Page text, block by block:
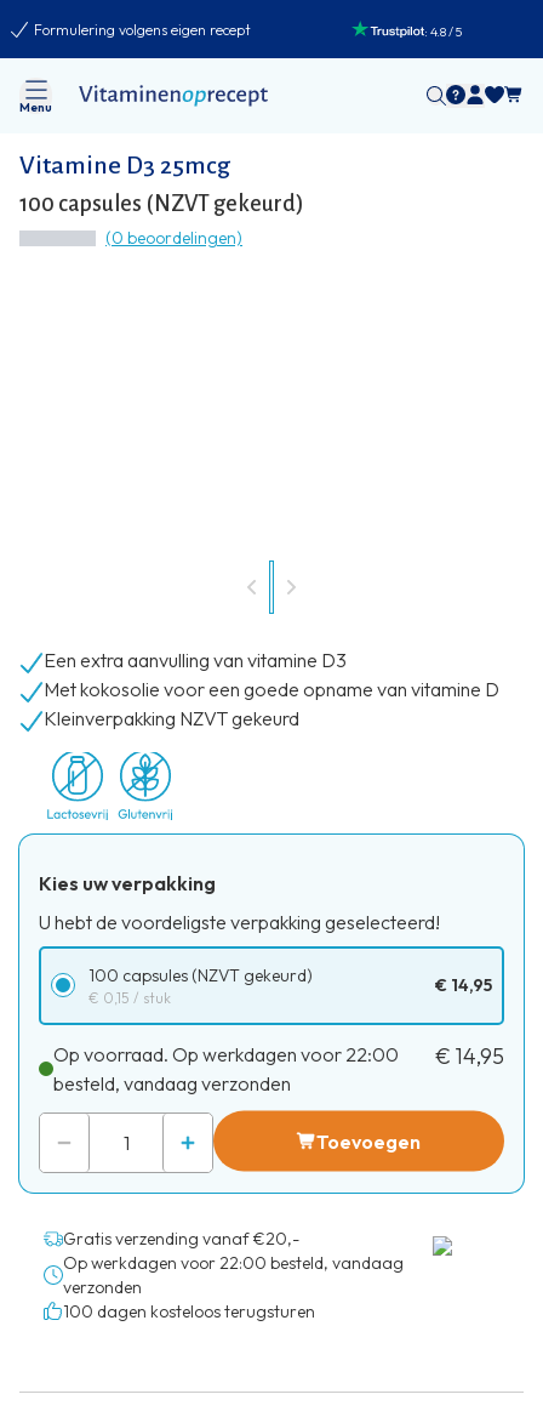
Formulering volgens eigen recept :4.8/5
Menu
Vitamine D3 25mcg
100 capsules (NZVT gekeurd)
(0 beoordelingen)
Een extra aanvulling van vitamine D3
Met kokosolie voor een goede opname van vitamine D
Kleinverpakking NZVT gekeurd
Kies uw verpakking
U hebt de voordeligste verpakking geselecteerd!
100 capsules (NZVT gekeurd)
€ 0,15 / stuk
€ 14,95
Op voorraad. Op werkdagen voor 22:00
besteld, vandaag verzonden
€ 14,95
Toevoegen
Gratis verzending vanaf €20,-
Op werkdagen voor 22:00 besteld, vandaag
verzonden
100 dagen kosteloos terugsturen